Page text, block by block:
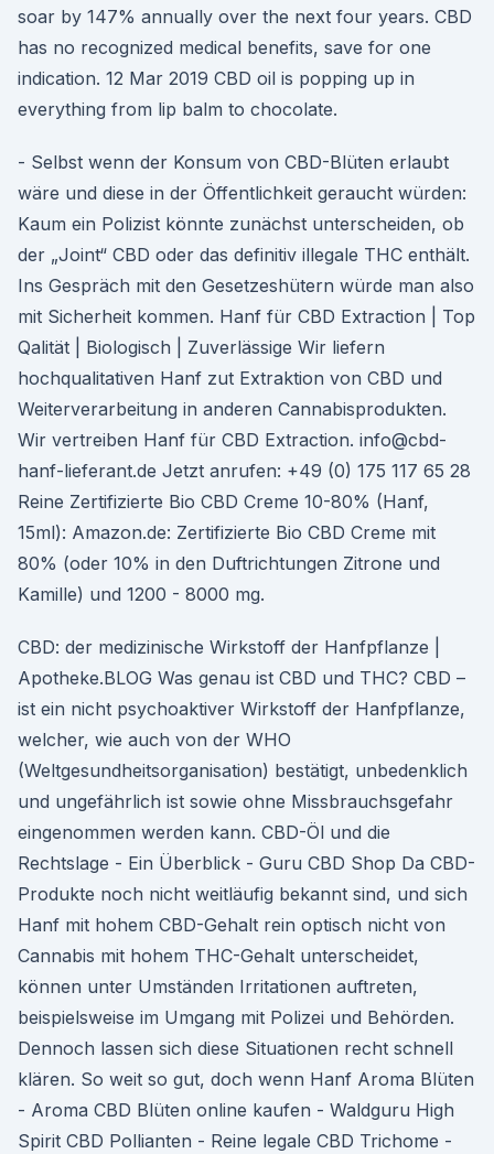
soar by 147% annually over the next four years. CBD
has no recognized medical benefits, save for one
indication. 12 Mar 2019 CBD oil is popping up in
everything from lip balm to chocolate.
- Selbst wenn der Konsum von CBD-Blüten erlaubt
wäre und diese in der Öffentlichkeit geraucht würden:
Kaum ein Polizist könnte zunächst unterscheiden, ob
der „Joint“ CBD oder das definitiv illegale THC enthält.
Ins Gespräch mit den Gesetzeshütern würde man also
mit Sicherheit kommen. Hanf für CBD Extraction | Top
Qalität | Biologisch | Zuverlässige Wir liefern
hochqualitativen Hanf zut Extraktion von CBD und
Weiterverarbeitung in anderen Cannabisprodukten.
Wir vertreiben Hanf für CBD Extraction. info@cbd-
hanf-lieferant.de Jetzt anrufen: +49 (0) 175 117 65 28
Reine Zertifizierte Bio CBD Creme 10-80% (Hanf,
15ml): Amazon.de: Zertifizierte Bio CBD Creme mit
80% (oder 10% in den Duftrichtungen Zitrone und
Kamille) und 1200 - 8000 mg.
CBD: der medizinische Wirkstoff der Hanfpflanze |
Apotheke.BLOG Was genau ist CBD und THC? CBD –
ist ein nicht psychoaktiver Wirkstoff der Hanfpflanze,
welcher, wie auch von der WHO
(Weltgesundheitsorganisation) bestätigt, unbedenklich
und ungefährlich ist sowie ohne Missbrauchsgefahr
eingenommen werden kann. CBD-Öl und die
Rechtslage - Ein Überblick - Guru CBD Shop Da CBD-
Produkte noch nicht weitläufig bekannt sind, und sich
Hanf mit hohem CBD-Gehalt rein optisch nicht von
Cannabis mit hohem THC-Gehalt unterscheidet,
können unter Umständen Irritationen auftreten,
beispielsweise im Umgang mit Polizei und Behörden.
Dennoch lassen sich diese Situationen recht schnell
klären. So weit so gut, doch wenn Hanf Aroma Blüten
- Aroma CBD Blüten online kaufen - Waldguru High
Spirit CBD Pollianten - Reine legale CBD Trichome -